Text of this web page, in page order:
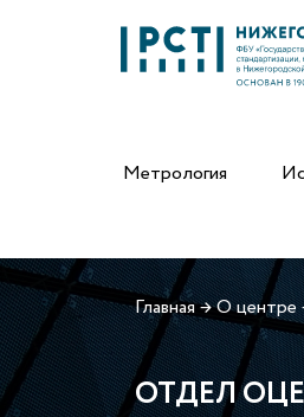
Метрология
Главная→О центре
ОТДЕЛ